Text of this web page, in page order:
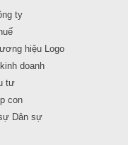
ty
hiệu Logo
doanh
tư
con
Dân sự